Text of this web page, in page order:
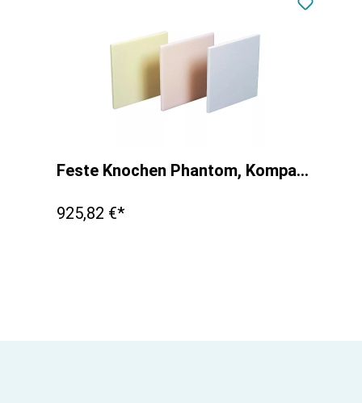
Feste Knochen Phantom, Kompakter Knochen 200 x 200 x 10mm
925,82 €*